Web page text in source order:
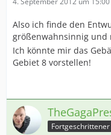
Also ich finde den
größenwahnsinnig und
Ich könnte mir das
Gebiet 8 vorstellen!
Fortgeschrittener